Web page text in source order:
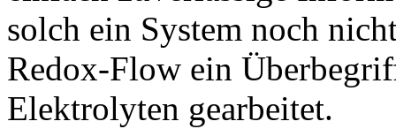
solch ein System noch
Redox-Flow ein
Elektrolyten gearbeitet.